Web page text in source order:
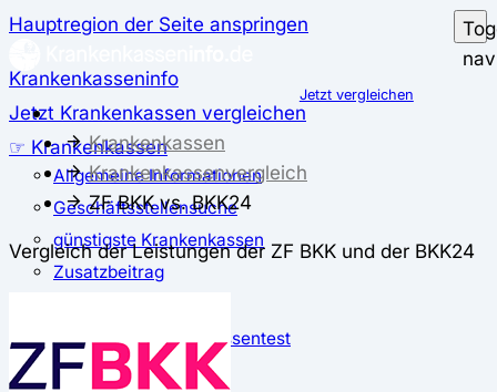
Hauptregion der Seite anspringen
Krankenkasseninfo
Jetzt Krankenkassen vergleichen
☞ Krankenkassen
Allgemeine Informationen
Geschäftsstellensuche
günstigste Krankenkassen
Zusatzbeitrag
Der große Krankenkassentest
Test für Studierende
Jetzt vergleichen
Krankenkassen
Krankenkassenvergleich
ZF BKK vs. BKK24
Vergleich der Leistungen der ZF BKK und der BKK24